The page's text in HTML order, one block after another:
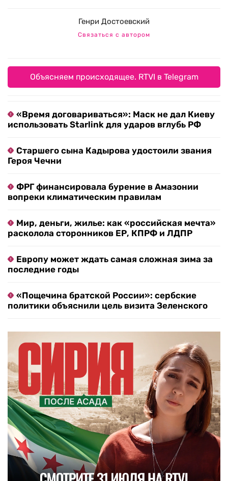
Генри Достоевский
Связаться с автором
Объясняем происходящее. RTVI в Telegram
«Время договариваться»: Маск не дал Киеву
использовать Starlink для ударов вглубь РФ
Старшего сына Кадырова удостоили звания
Героя Чечни
ФРГ финансировала бурение в Амазонии
вопреки климатическим правилам
Мир, деньги, жилье: как «российская мечта»
расколола сторонников ЕР, КПРФ и ЛДПР
Европу может ждать самая сложная зима за
последние годы
«Пощечина братской России»: сербские
политики объяснили цель визита Зеленского